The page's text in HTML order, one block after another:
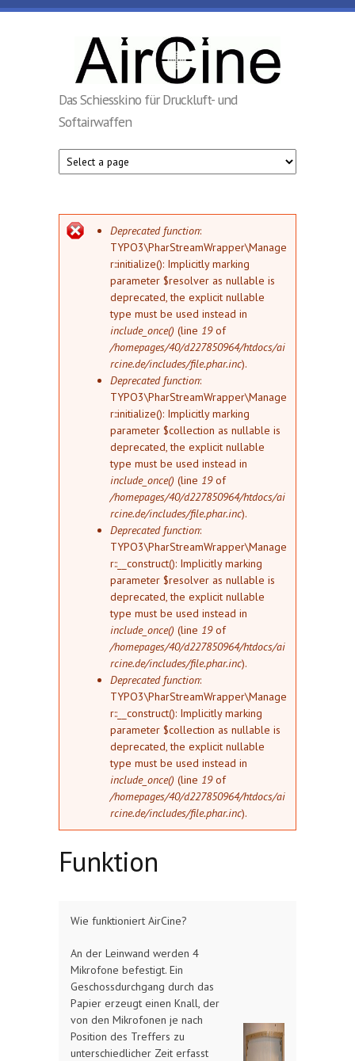
Direkt zum Inhalt
AirCine
Das Schiesskino für Druckluft- und
Softairwaffen
Fehlermeldung
Deprecated function:
TYPO3\PharStreamWrapper\Manage
r::initialize(): Implicitly marking
parameter $resolver as nullable is
deprecated, the explicit nullable
type must be used instead in
include_once() (line 19of
/homepages/40/d227850964/htdocs/ai
rcine.de/includes/file.phar.inc).
Deprecated function:
TYPO3\PharStreamWrapper\Manage
r::initialize(): Implicitly marking
parameter $collection as nullable is
deprecated, the explicit nullable
type must be used instead in
include_once() (line 19of
/homepages/40/d227850964/htdocs/ai
rcine.de/includes/file.phar.inc).
Deprecated function:
TYPO3\PharStreamWrapper\Manage
r::__construct(): Implicitly marking
parameter $resolver as nullable is
deprecated, the explicit nullable
type must be used instead in
include_once() (line 19of
/homepages/40/d227850964/htdocs/ai
rcine.de/includes/file.phar.inc).
Deprecated function:
TYPO3\PharStreamWrapper\Manage
r::__construct(): Implicitly marking
parameter $collection as nullable is
deprecated, the explicit nullable
type must be used instead in
include_once() (line 19of
/homepages/40/d227850964/htdocs/ai
rcine.de/includes/file.phar.inc).
Funktion
Wie funktioniert AirCine?
An der Leinwand werden 4
Mikrofone befestigt. Ein
Geschossdurchgang durch das
Papier erzeugt einen Knall, der
von den Mikrofonen je nach
Position des Treffers zu
unterschiedlicher Zeit erfasst